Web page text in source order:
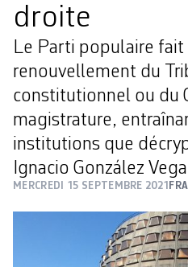
droite
Le Parti populaire fait
renouvellement du
constitutionnel ou du
magistrature,
institutions que
Ignacio González
MERCREDI 15 SEPTEMBRE 2021